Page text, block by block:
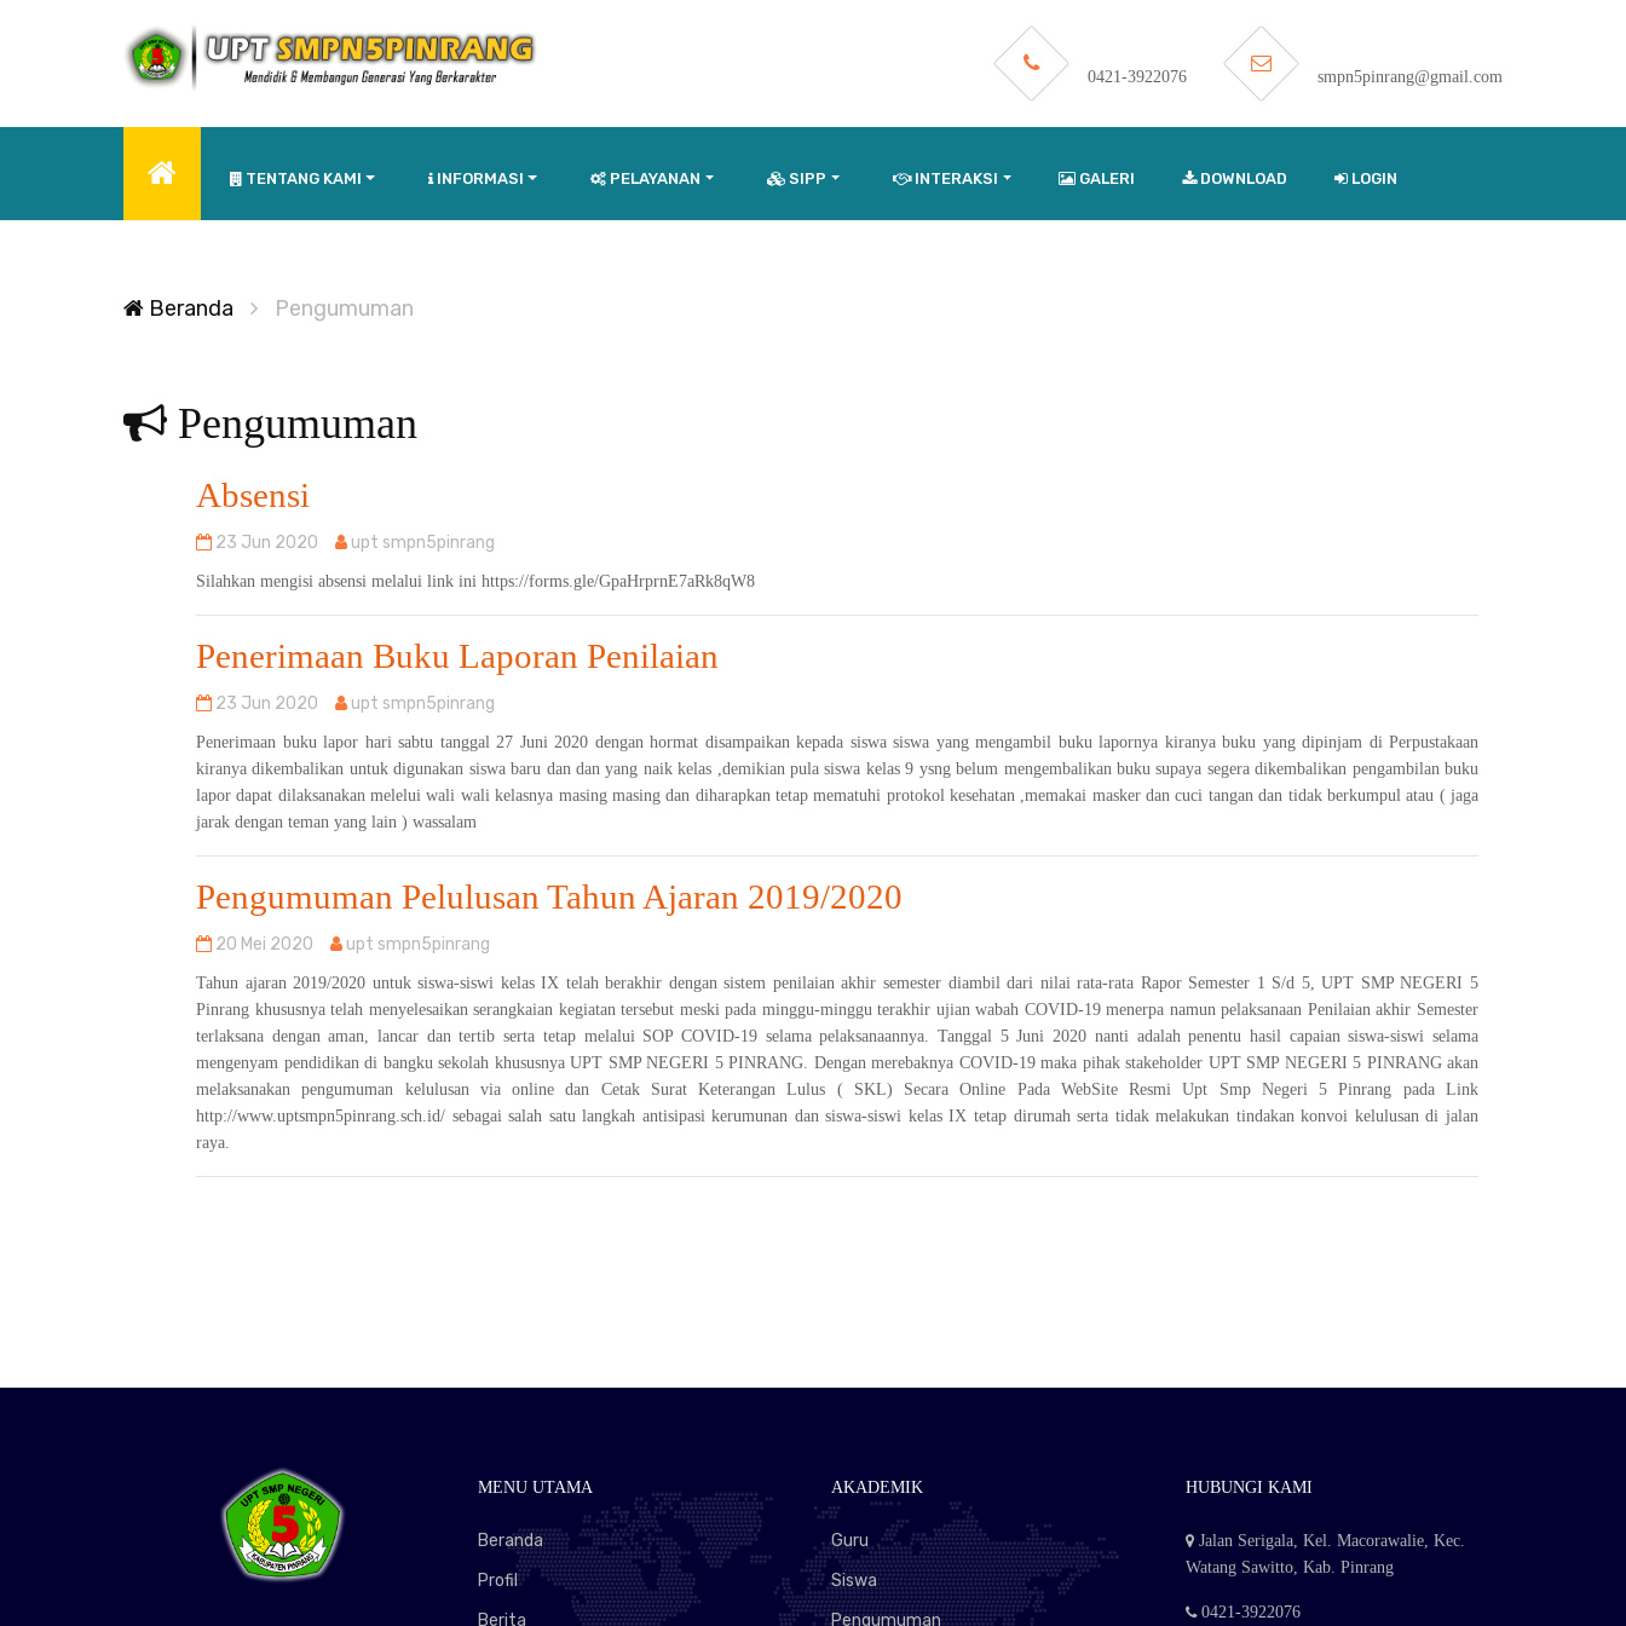
0421-3922076 smpn5pinrang@gmail.com
TENTANG KAMI INFORMASI PELAYANAN SIPP INTERAKSI GALERI DOWNLOAD LOGIN
Beranda Pengumuman
Pengumuman
Absensi
23 Jun 2020 upt smpn5pinrang
Silahkan mengisi absensi melalui link ini https://forms.gle/GpaHrprnE7aRk8qW8
Penerimaan Buku Laporan Penilaian
23 Jun 2020 upt smpn5pinrang
Penerimaan buku lapor hari sabtu tanggal 27 Juni 2020 dengan hormat disampaikan kepada siswa siswa yang mengambil buku lapornya kiranya buku yang dipinjam di Perpustakaan
kiranya dikembalikan untuk digunakan siswa baru dan dan yang naik kelas ,demikian pula siswa kelas 9 ysng belum mengembalikan buku supaya segera dikembalikan pengambilan buku
lapor dapat dilaksanakan melelui wali wali kelasnya masing masing dan diharapkan tetap mematuhi protokol kesehatan ,memakai masker dan cuci tangan dan tidak berkumpul atau ( jaga
jarak dengan teman yang lain ) wassalam
Pengumuman Pelulusan Tahun Ajaran 2019/2020
20 Mei 2020 upt smpn5pinrang
Tahun ajaran 2019/2020 untuk siswa-siswi kelas IX telah berakhir dengan sistem penilaian akhir semester diambil dari nilai rata-rata Rapor Semester 1 S/d 5, UPT SMP NEGERI 5
Pinrang khususnya telah menyelesaikan serangkaian kegiatan tersebut meski pada minggu-minggu terakhir ujian wabah COVID-19 menerpa namun pelaksanaan Penilaian akhir Semester
terlaksana dengan aman, lancar dan tertib serta tetap melalui SOP COVID-19 selama pelaksanaannya. Tanggal 5 Juni 2020 nanti adalah penentu hasil capaian siswa-siswi selama
mengenyam pendidikan di bangku sekolah khususnya UPT SMP NEGERI 5 PINRANG. Dengan merebaknya COVID-19 maka pihak stakeholder UPT SMP NEGERI 5 PINRANG akan
melaksanakan pengumuman kelulusan via online dan Cetak Surat Keterangan Lulus ( SKL) Secara Online Pada WebSite Resmi Upt Smp Negeri 5 Pinrang pada Link
http://www.uptsmpn5pinrang.sch.id/ sebagai salah satu langkah antisipasi kerumunan dan siswa-siswi kelas IX tetap dirumah serta tidak melakukan tindakan konvoi kelulusan di jalan
raya.
MENU UTAMA
Beranda
Profil
Berita
AKADEMIK
Guru
Siswa
Pengumuman
HUBUNGI KAMI
Jalan Serigala, Kel. Macorawalie, Kec.
Watang Sawitto, Kab. Pinrang
0421-3922076